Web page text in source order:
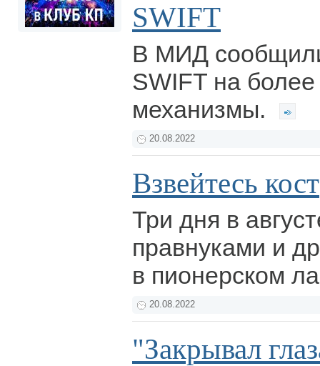
SWIFT
В МИД
SWIFT на
механизмы.
20.08.2022
Взвейтесь
Три дня в
правнуками и
в пионерском
20.08.2022
"Закрывал